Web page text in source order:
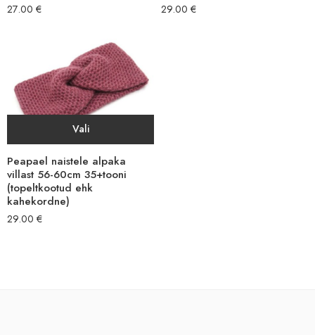
27.00 € 29.00 €
Vali
Peapael naistele alpaka
villast 56-60cm 35+tooni
(topeltkootud ehk
kahekordne)
29.00 €